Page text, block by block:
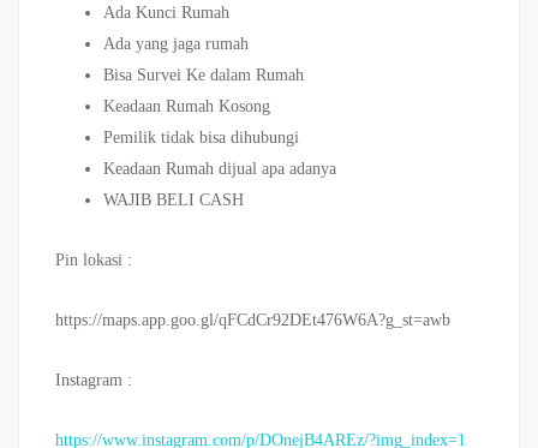
Ada Kunci Rumah
Ada yang jaga rumah
Bisa Survei Ke dalam Rumah
Keadaan Rumah Kosong
Pemilik tidak bisa dihubungi
Keadaan Rumah dijual apa adanya
WAJIB BELI CASH
Pin lokasi :
https://maps.app.goo.gl/qFCdCr92DEt476W6A?g_st=awb
Instagram :
https://www.instagram.com/p/DOnejB4AREz/?img_index=1